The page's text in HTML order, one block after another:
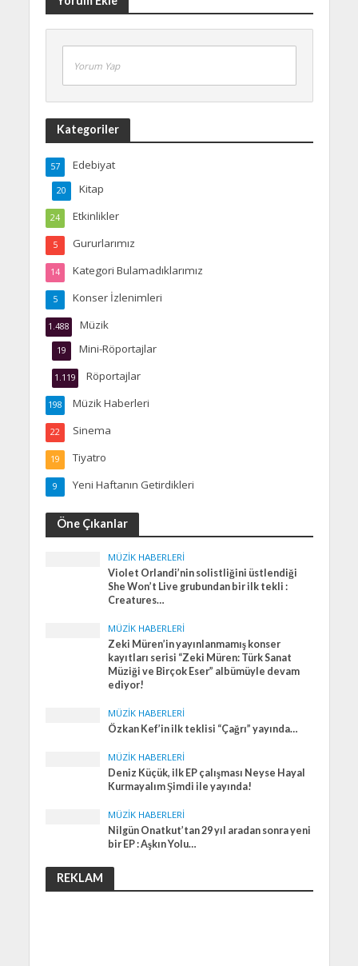
Yorum Yap
Kategoriler
Edebiyat
57
Kitap
20
Etkinlikler
24
Gururlarımız
5
Kategori Bulamadıklarımız
14
Konser İzlenimleri
5
Müzik
1.488
Mini-Röportajlar
19
Röportajlar
1.119
Müzik Haberleri
198
Sinema
22
Tiyatro
19
Yeni Haftanın Getirdikleri
9
Öne Çıkanlar
MÜZIK HABERLERI
Violet Orlandi’nin solistliğini üstlendiği
She Won’t Live grubundan bir ilk tekli :
Creatures…
MÜZIK HABERLERI
Zeki Müren’in yayınlanmamış konser
kayıtları serisi “Zeki Müren: Türk Sanat
Müziği ve Birçok Eser” albümüyle devam
ediyor!
MÜZIK HABERLERI
Özkan Kef’in ilk teklisi “Çağrı” yayında…
MÜZIK HABERLERI
Deniz Küçük, ilk EP çalışması Neyse Hayal
Kurmayalım Şimdi ile yayında!
MÜZIK HABERLERI
Nilgün Onatkut’tan 29 yıl aradan sonra yeni
bir EP : Aşkın Yolu…
REKLAM